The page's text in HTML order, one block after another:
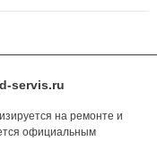
servis.ru
на ремонте и
официальным